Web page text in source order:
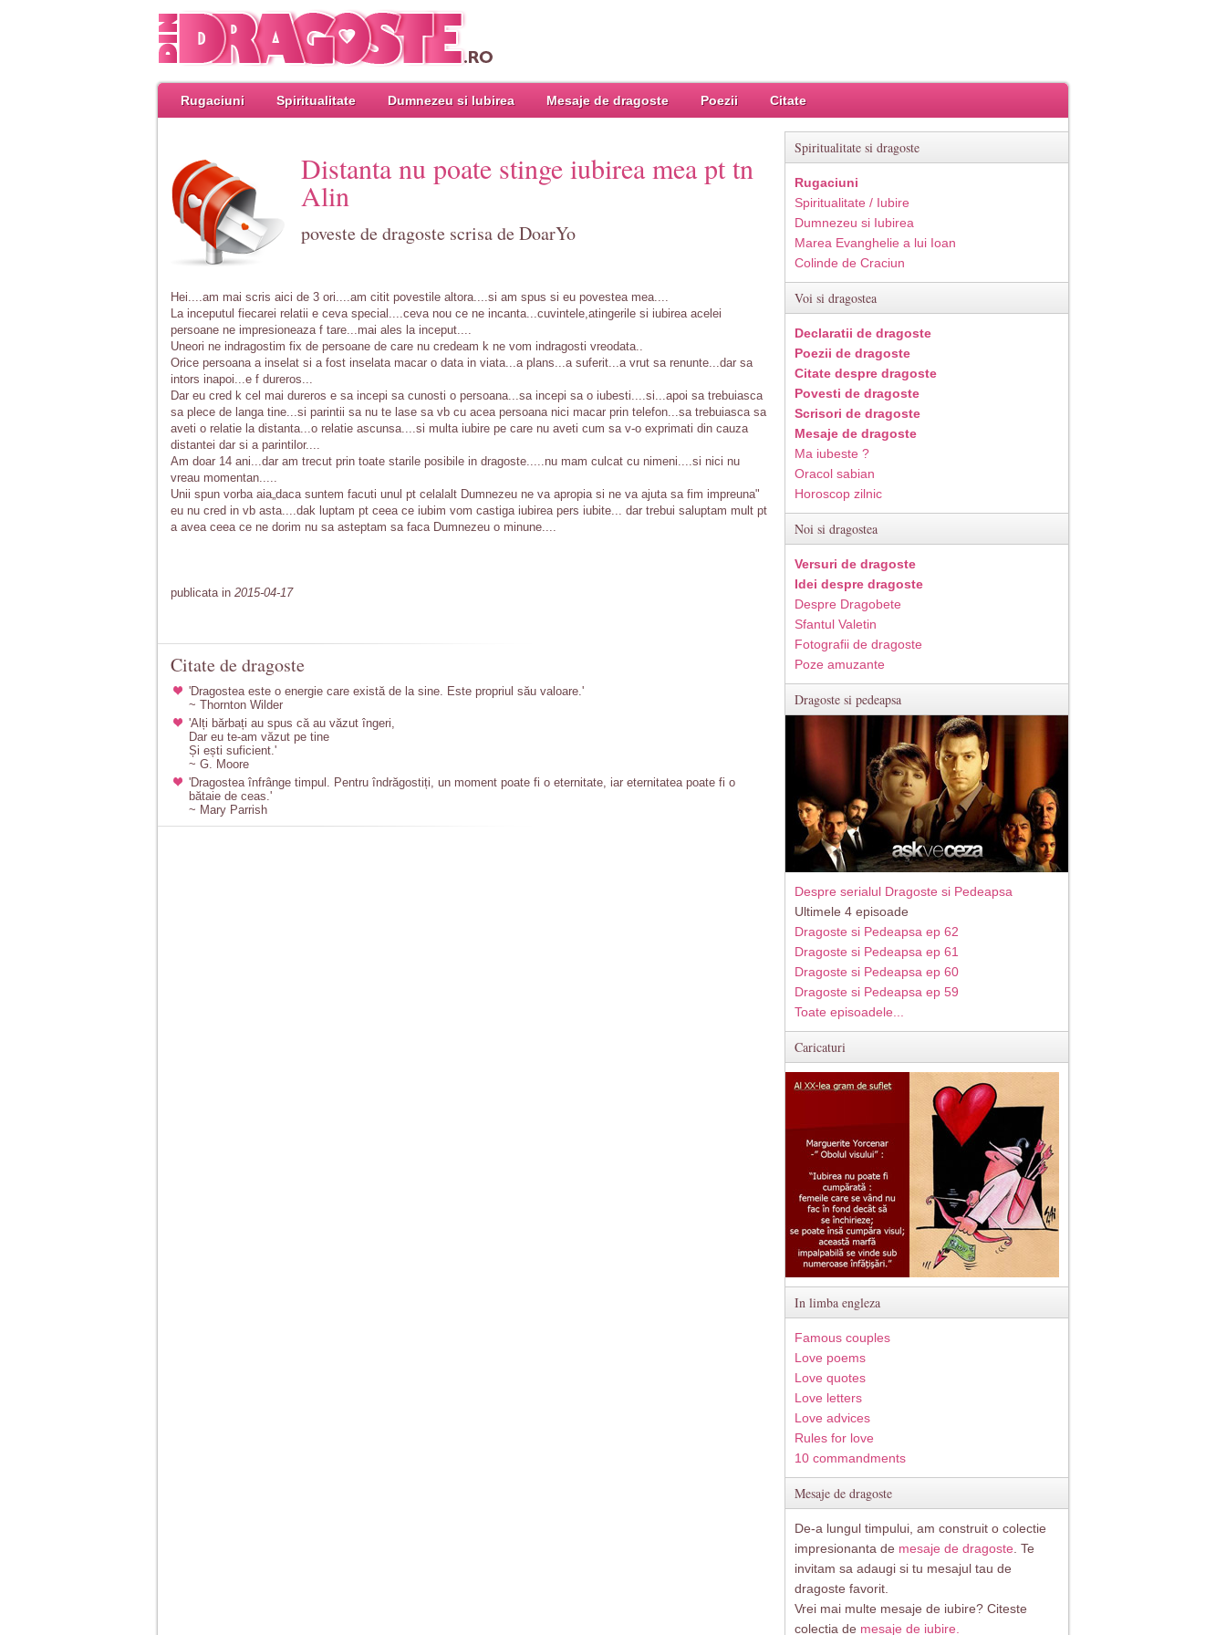
Rugaciuni Spiritualitate Dumnezeu si Iubirea Mesaje de dragoste Poezii Citate
Distanta nu poate stinge iubirea mea pt tn
Alin
poveste de dragoste scrisa de DoarYo
Hei....am mai scris aici de 3 ori....am citit povestile altora....si am spus si eu povestea mea....
La inceputul fiecarei relatii e ceva special....ceva nou ce ne incanta...cuvintele,atingerile si iubirea acelei
persoane ne impresioneaza f tare...mai ales la inceput....
Uneori ne indragostim fix de persoane de care nu credeam k ne vom indragosti vreodata..
Orice persoana a inselat si a fost inselata macar o data in viata...a plans...a suferit...a vrut sa renunte...dar sa
intors inapoi...e f dureros...
Dar eu cred k cel mai dureros e sa incepi sa cunosti o persoana...sa incepi sa o iubesti....si...apoi sa trebuiasca
sa plece de langa tine...si parintii sa nu te lase sa vb cu acea persoana nici macar prin telefon...sa trebuiasca sa
aveti o relatie la distanta...o relatie ascunsa....si multa iubire pe care nu aveti cum sa v-o exprimati din cauza
distantei dar si a parintilor....
Am doar 14 ani...dar am trecut prin toate starile posibile in dragoste.....nu mam culcat cu nimeni....si nici nu
vreau momentan.....
Unii spun vorba aia„daca suntem facuti unul pt celalalt Dumnezeu ne va apropia si ne va ajuta sa fim impreuna"
eu nu cred in vb asta....dak luptam pt ceea ce iubim vom castiga iubirea pers iubite... dar trebui saluptam mult pt
a avea ceea ce ne dorim nu sa asteptam sa faca Dumnezeu o minune....
publicata in 2015-04-17
Citate de dragoste
'Dragostea este o energie care există de la sine. Este propriul său valoare.'
~ Thornton Wilder
'Alți bărbați au spus că au văzut îngeri,
Dar eu te-am văzut pe tine
Și ești suficient.'
~ G. Moore
'Dragostea înfrânge timpul. Pentru îndrăgostiți, un moment poate fi o eternitate, iar eternitatea poate fi o
bătaie de ceas.'
~ Mary Parrish
Spiritualitate si dragoste
Rugaciuni
Spiritualitate / Iubire
Dumnezeu si Iubirea
Marea Evanghelie a lui Ioan
Colinde de Craciun
Voi si dragostea
Declaratii de dragoste
Poezii de dragoste
Citate despre dragoste
Povesti de dragoste
Scrisori de dragoste
Mesaje de dragoste
Ma iubeste ?
Oracol sabian
Horoscop zilnic
Noi si dragostea
Versuri de dragoste
Idei despre dragoste
Despre Dragobete
Sfantul Valetin
Fotografii de dragoste
Poze amuzante
Dragoste si pedeapsa
Despre serialul Dragoste si Pedeapsa
Ultimele 4 episoade
Dragoste si Pedeapsa ep 62
Dragoste si Pedeapsa ep 61
Dragoste si Pedeapsa ep 60
Dragoste si Pedeapsa ep 59
Toate episoadele...
Caricaturi
In limba engleza
Famous couples
Love poems
Love quotes
Love letters
Love advices
Rules for love
10 commandments
Mesaje de dragoste
De-a lungul timpului, am construit o colectie
impresionanta de mesaje de dragoste . Te
invitam sa adaugi si tu mesajul tau de
dragoste favorit.
Vrei mai multe mesaje de iubire? Citeste
colectia de mesaje de iubire.